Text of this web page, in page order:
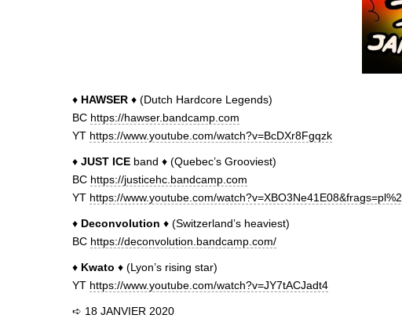
♦ HAWSER ♦ (Dutch Hardcore Legends)
BC https://hawser.bandcamp.com
YT https://www.youtube.com/watch?v=BcDXr8Fgqzk
♦ JUST ICE band ♦ (Quebec’s Grooviest)
BC https://justicehc.bandcamp.com
YT https://www.youtube.com/
♦ Deconvolution ♦ (Switzerland’s heaviest)
BC https://deconvolution.bandcamp.com/
♦ Kwato ♦ (Lyon’s rising star)
YT https://www.youtube.com/watch?v=JY7tACJadt4
➪ 18 JANVIER 2020